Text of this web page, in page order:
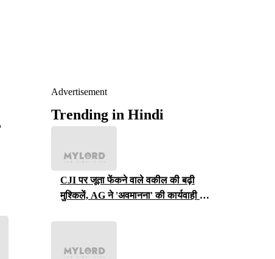
Advertisement
Trending in Hindi
CJI पर जूता फेंकने वाले वकील की बढ़ी
मुश्किलें, AG ने 'अवमानना' की कार्यवाही शुरू